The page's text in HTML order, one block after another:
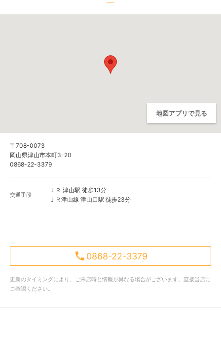
地図アプリで見る
〒708-0073
岡山県津山市本町3-20
0868-22-3379
交通手段
ＪＲ 津山駅 徒歩13分
ＪＲ津山線 津山口駅 徒歩23分
0868-22-3379
更新のタイミングにより、ご来店時と情報が異なる場合がございます。直接当店に
ご確認ください。